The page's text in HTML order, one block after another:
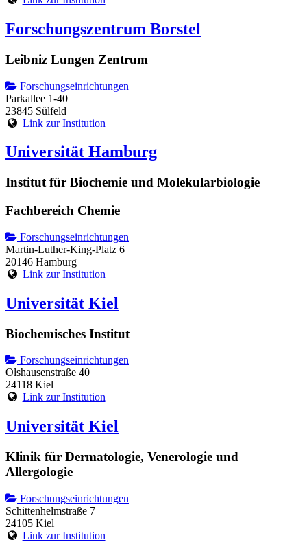
Forschungszentrum Borstel
Leibniz Lungen Zentrum
Forschungseinrichtungen
Parkallee 1-40
23845 Sülfeld
Link zur Institution
Universität Hamburg
Institut für Biochemie und Molekularbiologie
Fachbereich Chemie
Forschungseinrichtungen
Martin-Luther-King-Platz 6
20146 Hamburg
Link zur Institution
Universität Kiel
Biochemisches Institut
Forschungseinrichtungen
Olshausenstraße 40
24118 Kiel
Link zur Institution
Universität Kiel
Klinik für Dermatologie, Venerologie und
Allergologie
Forschungseinrichtungen
Schittenhelmstraße 7
24105 Kiel
Link zur Institution